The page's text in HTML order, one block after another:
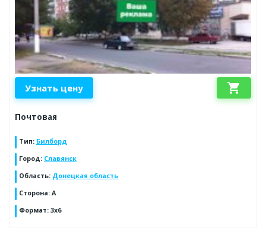
Узнать цену shopping_cart
Почтовая
Тип: Билборд
Город: Славянск
Область: Донецкая область
Сторона: А
Формат: 3х6